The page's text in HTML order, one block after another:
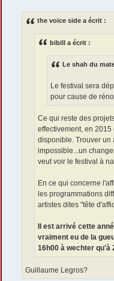
the voice side a écrit :
bibill a écrit :
Le shah du
Le festival sera
pour cause de
Ce qui reste des
effectivement, en
disponible. Trouver un
impossible...un
veut voir le festival à
En ce qui concerne
les programmations
artistes dites "tête
Il est arrivé cette
vraiment eu de la
16h00 à wechter qu'à
Guillaume Legros?